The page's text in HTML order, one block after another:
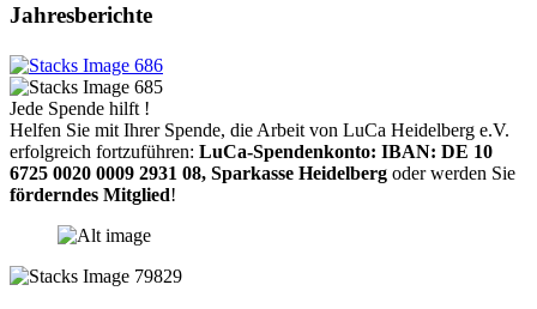
Jahresberichte
Jede Spende hilft !
Helfen Sie mit Ihrer Spende, die Arbeit von LuCa Heidelberg e.V.
erfolgreich fortzuführen: LuCa-Spendenkonto: IBAN: DE 10
6725 0020 0009 2931 08, Sparkasse Heidelberg oder werden Sie
förderndes Mitglied!